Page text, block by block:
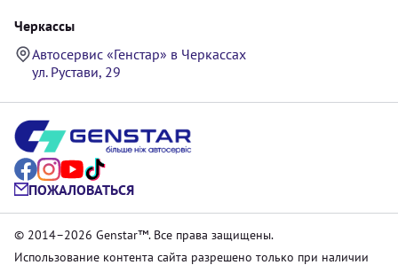
Черкассы
Автосервис «Генстар» в Черкассах
ул. Рустави, 29
ПОЖАЛОВАТЬСЯ
© 2014–2026 Genstar™. Все права защищены.
Использование контента сайта разрешено только при наличии